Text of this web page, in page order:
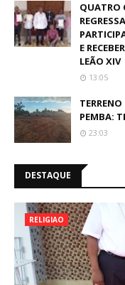
QUATRO
E
LEÃO XIV
13:05
PEMBA:
23:03
DESTAQUE
RELIGIAO